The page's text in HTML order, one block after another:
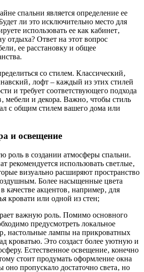
спальни является определение ее
ли это исключительно место для
использовать ее как кабинет‚
отдыха? Ответ на этот вопрос
ее расстановку и общее
со стилем. Классический‚
лофт – каждый из этих стилей
и требует соответствующего подхода
мебели и декора. Важно‚ чтобы стиль
с общим стилем вашего дома или
и освещение
роль в создании атмосферы спальни.
рекомендуется использовать светлые‚
визуально расширяют пространство
Более насыщенные цвета
качестве акцентов‚ например‚ для
кровати или одной из стен;
важную роль. Помимо основного
предусмотреть локальное
настольные лампы на прикроватных
кроватью. Это создаст более уютную и
Естественное освещение‚ конечно
стоит продумать оформление окна
оно пропускало достаточно света‚ но